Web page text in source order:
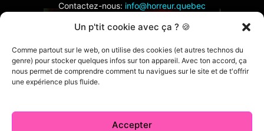
Un p'tit cookie avec ça ? 🍪
Comme partout sur le web, on utilise des cookies (et autres technos du
genre) pour stocker quelques infos sur ton appareil. Avec ton accord, ça
nous permet de comprendre comment tu navigues sur le site et de t'offrir
une expérience plus fluide.
Accepter
Contactez-nous: info@horreur.quebec
SUIVEZ NOUS